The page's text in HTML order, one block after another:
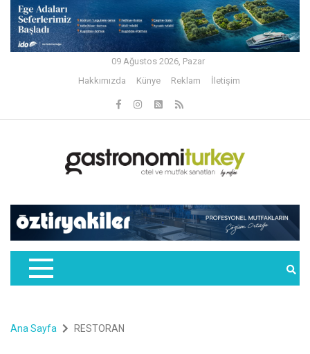
09 Ağustos 2026, Pazar
Hakkımızda
Künye Reklam İletişim
Ana Sayfa RESTORAN